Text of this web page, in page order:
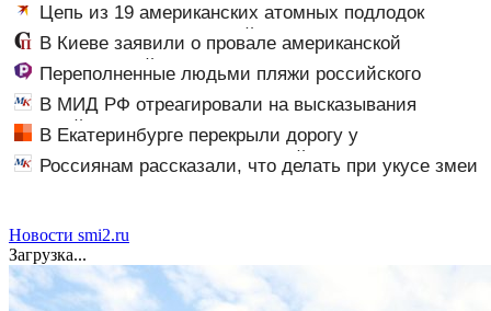
Цепь из 19 американских атомных подлодок
«окружает» Россию и Китай: это инструмент первого
массированного удара
В Киеве заявили о провале американской
операции «Убей лучника» против России
Переполненные людьми пляжи российского
курортного города сняли на видео
В МИД РФ отреагировали на высказывания
властей Японии про атаку на Хиросиму
В Екатеринбурге перекрыли дорогу у
логистического центра, в который влетели БПЛА
Россиянам рассказали, что делать при укусе змеи
Новости smi2.ru
Загрузка...